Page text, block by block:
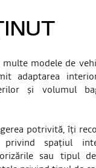
multe modele de
adaptarea
și volumul
potrivită, îți
privind spațiul
sau tipul